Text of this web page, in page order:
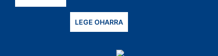
LEGE OHARRA